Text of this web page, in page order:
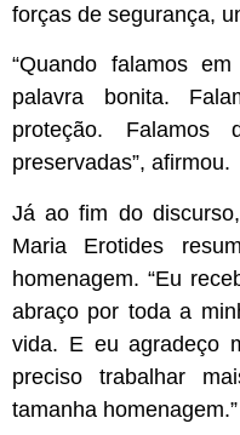
forças de segurança,
“Quando falamos
palavra bonita.
proteção.
preservadas”, afirmou.
Já ao fim do
Maria Erotides
homenagem. “Eu
abraço por toda a
vida. E eu agradeço
preciso trabalhar
tamanha homenagem.”